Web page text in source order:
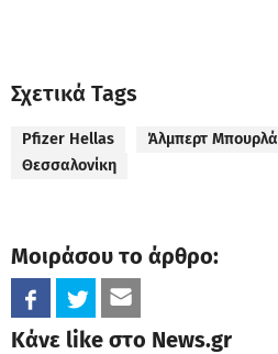
Σχετικά Tags
Pfizer Hellas Άλμπερτ Μπουρλά
Θεσσαλονίκη
Μοιράσου το άρθρο:
Κάνε like στο News.gr